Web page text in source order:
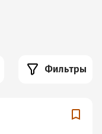
Фильтры